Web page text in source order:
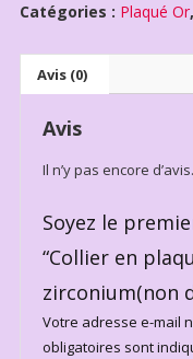
Catégories : Plaqué Or,
Avis (0)
Avis
Il n’y pas encore d’avis.
Soyez le
“Collier en
zirconium(non
Votre adresse e-mail
obligatoires sont